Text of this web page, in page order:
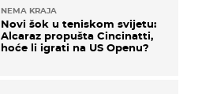
NEMA KRAJA
Novi šok u teniskom svijetu:
Alcaraz propušta Cincinatti,
hoće li igrati na US Openu?